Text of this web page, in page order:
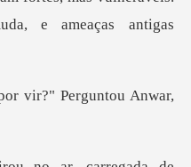
vir?" Pergu